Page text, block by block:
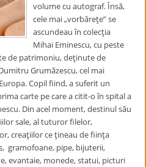
volume cu autograf. Însă,
cele mai „vorbăreţe” se
ascundeau în colecţia
Mihai Eminescu, cu peste
de patrimoniu, deţinute de
Grumăzescu, cel mai
Copil fiind, a suferit un
carte pe care a citit-o în spital a
Din acel moment, destinul său
sale, al tuturor filelor,
creaţiilor ce ţineau de fiinţa
gramofoane, pipe, bijuterii,
evantaie, monede, statui, picturi